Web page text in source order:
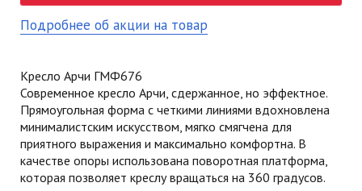
Подробнее об акции на товар
Кресло Арчи ГМФ676
Современное кресло Арчи, сдержанное, но эффектное.
Прямоугольная форма с четкими линиями вдохновлена
минималистским искусством, мягко смягчена для
приятного выражения и максимально комфортна. В
качестве опоры использована поворотная платформа,
которая позволяет креслу вращаться на 360 градусов.